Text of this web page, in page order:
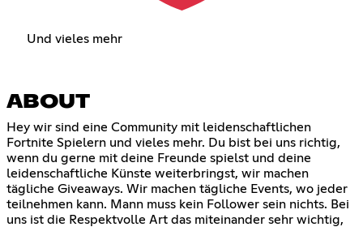
Und vieles mehr
ABOUT
Hey wir sind eine Community mit leidenschaftlichen
Fortnite Spielern und vieles mehr. Du bist bei uns richtig,
wenn du gerne mit deine Freunde spielst und deine
leidenschaftliche Künste weiterbringst, wir machen
tägliche Giveaways. Wir machen tägliche Events, wo jeder
teilnehmen kann. Mann muss kein Follower sein nichts. Bei
uns ist die Respektvolle Art das miteinander sehr wichtig,